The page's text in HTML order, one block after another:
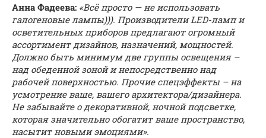
Анна Фадеева: «Всё просто — не использовать
галогеновые лампы))). Производители LED-ламп и
осветительных приборов предлагают огромный
ассортимент дизайнов, назначений, мощностей.
Должно быть минимум две группы освещения –
над обеденной зоной и непосредственно над
рабочей поверхностью. Прочие спецэффекты – на
усмотрение ваше, вашего архитектора/дизайнера.
Не забывайте о декоративной, ночной подсветке,
которая значительно обогатит ваше пространство,
насытит новыми эмоциями».